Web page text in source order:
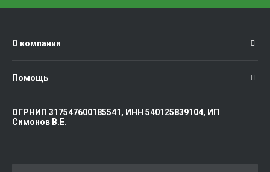
О компании
Помощь
ОГРНИП 317547600185541, ИНН 540125839104, ИП
Симонов В.Е.